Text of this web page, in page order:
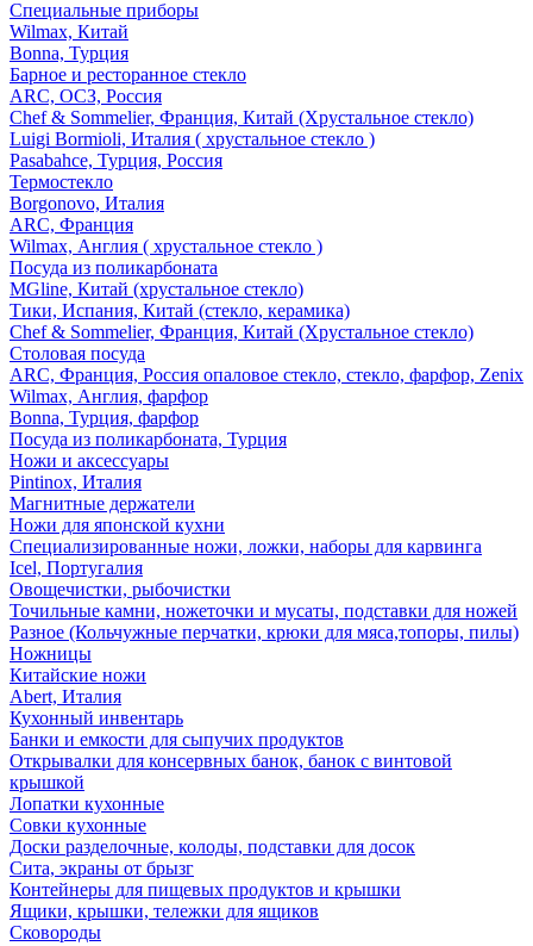
Специальные приборы
Wilmax, Китай
Bonna, Турция
Барное и ресторанное стекло
ARC, ОСЗ, Россия
Chef & Sommelier, Франция, Китай (Хрустальное стекло)
Luigi Bormioli, Италия ( хрустальное стекло )
Pasabahce, Турция, Россия
Термостекло
Borgonovo, Италия
ARC, Франция
Wilmax, Англия ( хрустальное стекло )
Посуда из поликарбоната
MGline, Китай (хрустальное стекло)
Тики, Испания, Китай (стекло, керамика)
Chef & Sommelier, Франция, Китай (Хрустальное стекло)
Столовая посуда
ARC, Франция, Россия опаловое стекло, стекло, фарфор, Zenix
Wilmax, Англия, фарфор
Bonna, Турция, фарфор
Посуда из поликарбоната, Турция
Ножи и аксессуары
Pintinox, Италия
Магнитные держатели
Ножи для японской кухни
Специализированные ножи, ложки, наборы для карвинга
Icel, Португалия
Овощечистки, рыбочистки
Точильные камни, ножеточки и мусаты, подставки для ножей
Разное (Кольчужные перчатки, крюки для мяса,топоры, пилы)
Ножницы
Китайские ножи
Abert, Италия
Кухонный инвентарь
Банки и емкости для сыпучих продуктов
Открывалки для консервных банок, банок с винтовой
крышкой
Лопатки кухонные
Совки кухонные
Доски разделочные, колоды, подставки для досок
Сита, экраны от брызг
Контейнеры для пищевых продуктов и крышки
Ящики, крышки, тележки для ящиков
Сковороды